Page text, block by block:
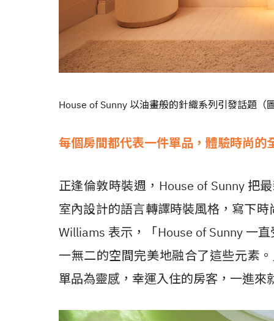
House of Sunny 以油畫般的針織系列引發話題（
每個房間都代表一件單品，體驗時尚的
正逢倫敦時裝週，House of Sunny 把
室內設計的語言轉譯時裝風格，寫下
Williams 表示，「House of Sunny 一
一無二的空間完美地融合了這些元素
單品為靈感，幸運入住的房客，一進來